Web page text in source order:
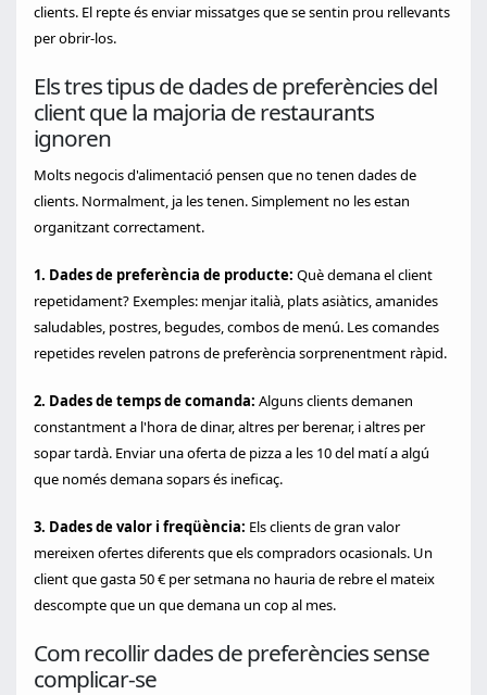
clients. El repte és enviar missatges que se sentin prou rellevants
per obrir-los.
Els tres tipus de dades de preferències del
client que la majoria de restaurants
ignoren
Molts negocis d'alimentació pensen que no tenen dades de
clients. Normalment, ja les tenen. Simplement no les estan
organitzant correctament.
1. Dades de preferència de producte: Què demana el client
repetidament? Exemples: menjar italià, plats asiàtics, amanides
saludables, postres, begudes, combos de menú. Les comandes
repetides revelen patrons de preferència sorprenentment ràpid.
2. Dades de temps de comanda: Alguns clients demanen
constantment a l'hora de dinar, altres per berenar, i altres per
sopar tardà. Enviar una oferta de pizza a les 10 del matí a algú
que només demana sopars és ineficaç.
3. Dades de valor i freqüència: Els clients de gran valor
mereixen ofertes diferents que els compradors ocasionals. Un
client que gasta 50 € per setmana no hauria de rebre el mateix
descompte que un que demana un cop al mes.
Com recollir dades de preferències sense
complicar-se